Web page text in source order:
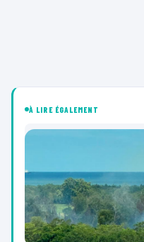
À LIRE ÉGALEMENT